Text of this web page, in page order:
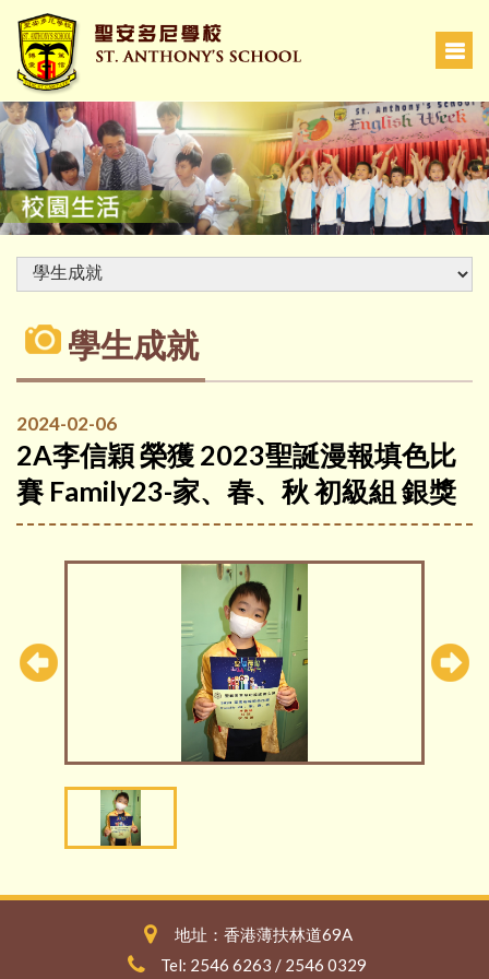
學生成就
2024-02-06
2A李信穎 榮獲 2023聖誕漫報填色比
賽 Family23-家、春、秋 初級組 銀獎
地址：香港薄扶林道69A
Tel: 2546 6263 / 2546 0329